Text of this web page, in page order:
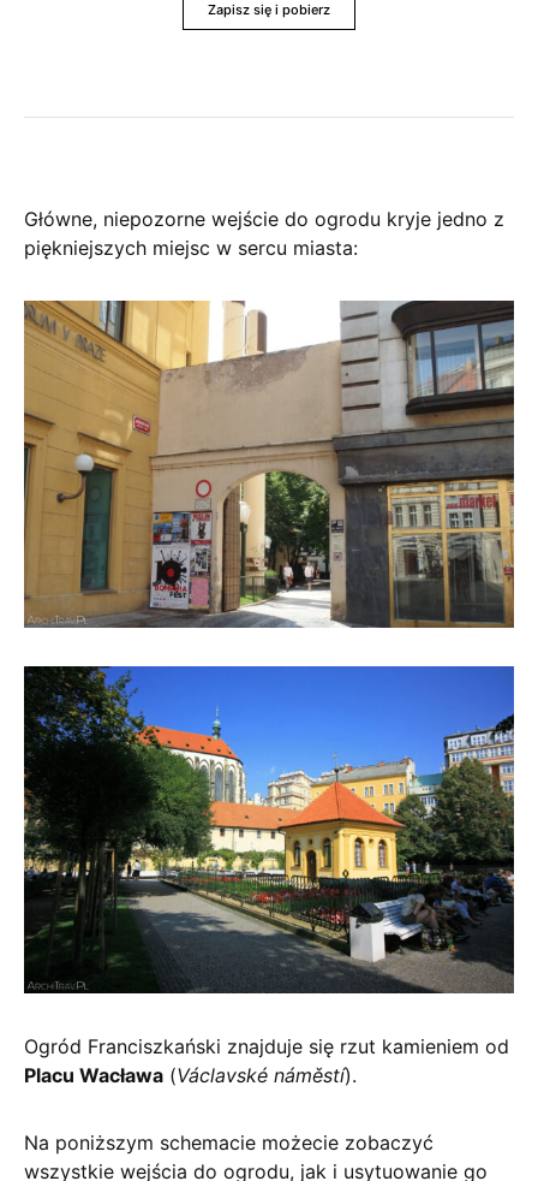
Zapisz się i pobierz
Główne, niepozorne wejście do ogrodu kryje jedno z
piękniejszych miejsc w sercu miasta:
Ogród Franciszkański znajduje się rzut kamieniem od
Placu Wacława (Václavské náměstí).
Na poniższym schemacie możecie zobaczyć
wszystkie wejścia do ogrodu, jak i usytuowanie go